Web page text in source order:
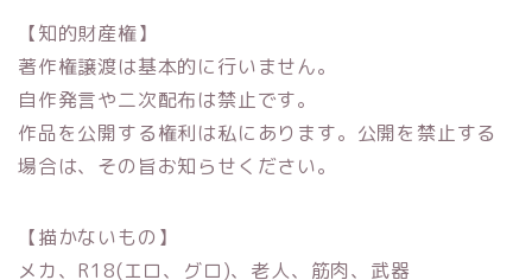
【知的財産権】
著作権譲渡は基本的に行いません。
自作発言や二次配布は禁止です。
作品を公開する権利は私にあります。公開を禁止する
場合は、その旨お知らせください。
【描かないもの】
メカ、R18(エロ、グロ)、老人、筋肉、武器